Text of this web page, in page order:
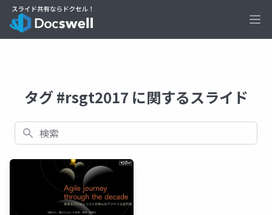
タグ #rsgt2017 に関するスライド
検索